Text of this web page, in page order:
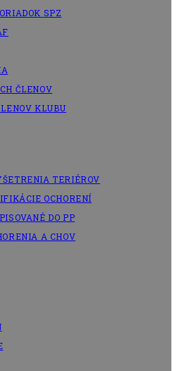
SPZ
ČLENOV
KLUBU
TERIÉROV
OCHORENÍ
DO PP
A CHOV